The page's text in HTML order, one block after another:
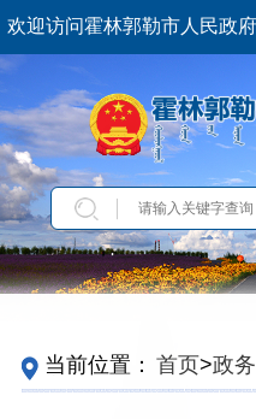
欢迎访问霍林郭勒市人民政府
当前位置： 首页>政
定主动公开内容>机